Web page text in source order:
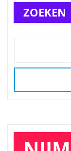
ZOEKEN